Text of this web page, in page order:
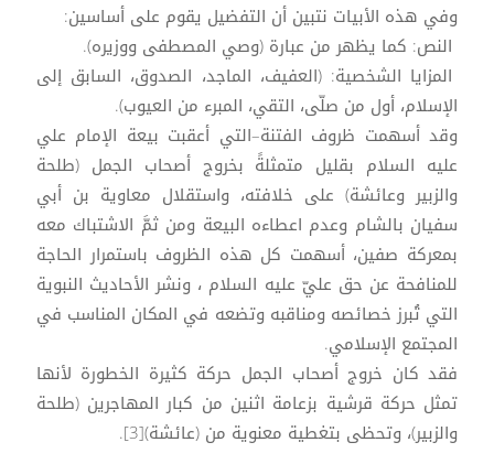
وفي هذه الأبيات نتبين أن التفضيل يقوم على أساسين:
النص: كما يظهر من عبارة (وصي المصطفى ووزيره).
المزايا الشخصية: (العفيف، الماجد، الصدوق، السابق إلى
الإسلام، أول من صلّى، التقي، المبرء من العيوب).
وقد أسهمت ظروف الفتنة–التي أعقبت بيعة الإمام علي
عليه السلام بقليل متمثلةً بخروج أصحاب الجمل (طلحة
والزبير وعائشة) على خلافته، واستقلال معاوية بن أبي
سفيان بالشام وعدم اعطاءه البيعة ومن ثمَّ الاشتباك معه
بمعركة صفين، أسهمت كل هذه الظروف باستمرار الحاجة
للمنافحة عن حق عليّ عليه السلام ، ونشر الأحاديث النبوية
التي تُبرز خصائصه ومناقبه وتضعه في المكان المناسب في
المجتمع الإسلامي.
فقد كان خروج أصحاب الجمل حركة كثيرة الخطورة لأنها
تمثل حركة قرشية بزعامة اثنين من كبار المهاجرين (طلحة
والزبير)، وتحظى بتغطية معنوية من (عائشة)[3].